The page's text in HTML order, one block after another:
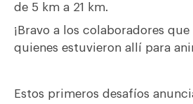
de 5 km a 21 km.
¡Bravo a los colaboradores
quienes estuvieron allí para
Estos primeros desafíos